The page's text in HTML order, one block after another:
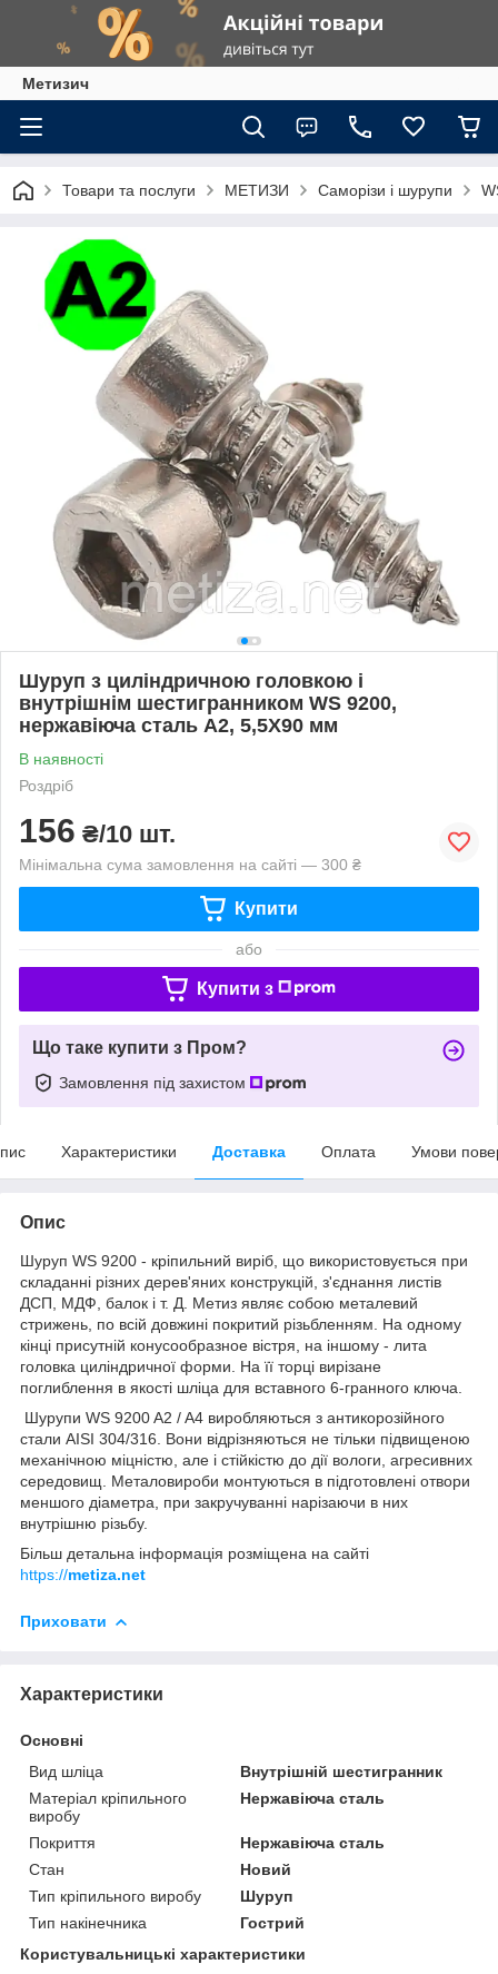
Метизич
Товари та послуги МЕТИЗИ Саморізи і шурупи
Шуруп з циліндричною головкою і
внутрішнім шестигранником WS 9200,
нержавіюча сталь А2, 5,5X90 мм
В наявності
Роздріб
156 ₴/10 шт.
Мінімальна сума замовлення на сайті — 300 ₴
Купити
або
Купити з
Що таке купити з Пром?
Замовлення під захистом
Характеристики Доставка Оплата Умови
Опис
Шуруп WS 9200 - кріпильний виріб, що використовується при
складанні різних дерев'яних конструкцій, з'єднання листів
ДСП, МДФ, балок і т. Д. Метиз являє собою металевий
стрижень, по всій довжині покритий різьбленням. На одному
кінці присутній конусообразное вістря, на іншому - лита
головка циліндричної форми. На її торці вирізане
поглиблення в якості шліца для вставного 6-гранного ключа.
Шурупи WS 9200 A2 / A4 виробляються з антикорозійного
стали AISI 304/316. Вони відрізняються не тільки підвищеною
механічною міцністю, але і стійкістю до дії вологи, агресивних
середовищ. Металовироби монтуються в підготовлені отвори
меншого діаметра, при закручуванні нарізаючи в них
внутрішню різьбу.
Більш детальна інформація розміщена на сайті
https://metiza.net
Приховати
Характеристики
Основні
Вид шліца
Внутрішній шестигранник
Матеріал кріпильного
виробу
Нержавіюча сталь
Покриття
Нержавіюча сталь
Стан
Новий
Тип кріпильного виробу
Шуруп
Тип накінечника
Гострий
Користувальницькі характеристики